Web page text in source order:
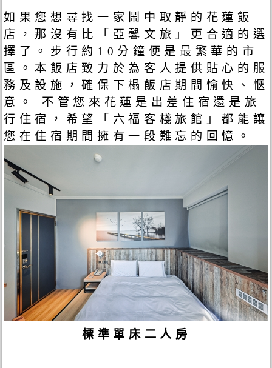
如果您想尋找一家鬧中取靜的花蓮飯
店，那沒有比「亞馨文旅」更合適的選
擇了。步行約10分鐘便是最繁華的市
區。本飯店致力於為客人提供貼心的服
務及設施，確保下榻飯店期間愉快、愜
意。 不管您來花蓮是出差住宿還是旅
行住宿，希望「六福客棧旅館」都能讓
您在住宿期間擁有一段難忘的回憶。
標準單床二人房